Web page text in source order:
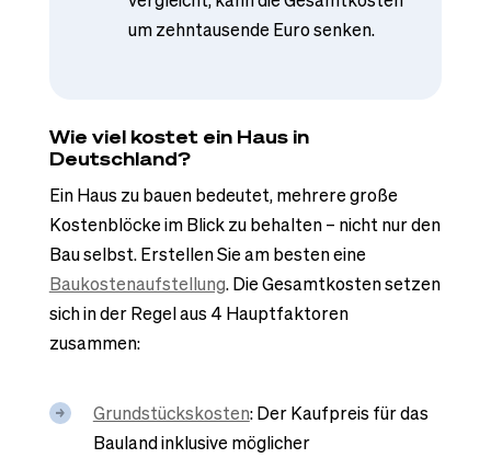
um zehntausende Euro senken.
Wie viel kostet ein Haus in
Deutschland?
Ein Haus zu bauen bedeutet, mehrere große
Kostenblöcke im Blick zu behalten – nicht nur den
Bau selbst. Erstellen Sie am besten eine
Baukostenaufstellung. Die Gesamtkosten setzen
sich in der Regel aus 4 Hauptfaktoren
zusammen:
Grundstückskosten: Der Kaufpreis für das
Bauland inklusive möglicher